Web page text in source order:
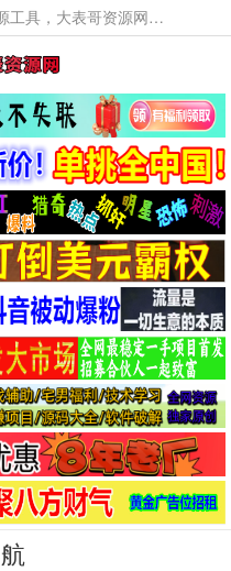
本网站提供资源工具下载，大老表资源工具，大表哥资源网软件工具，大老表资源下载，活动线报福利资源分享,活动线报，大型网游经典游戏，网络热门技术游戏辅助交流与分享。